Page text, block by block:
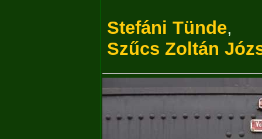
Stefáni Tünde,
Szűcs Zoltán